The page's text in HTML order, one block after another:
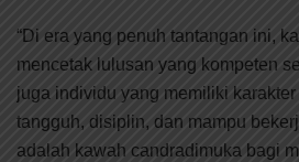
“Di era yang penuh tantangan ini,
mencetak lulusan yang kompeten
juga individu yang memiliki
tangguh, disiplin, dan mampu
adalah kawah candradimuka bagi